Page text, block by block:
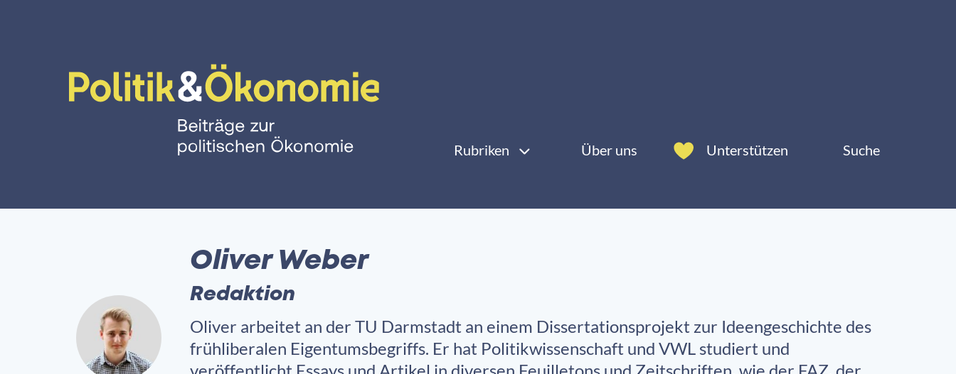
Rubriken Über uns Unterstützen Suche
Oliver Weber
Redaktion
Oliver arbeitet an der TU Darmstadt an einem Dissertationsprojekt zur Ideengeschichte des
frühliberalen Eigentumsbegriffs. Er hat Politikwissenschaft und VWL studiert und